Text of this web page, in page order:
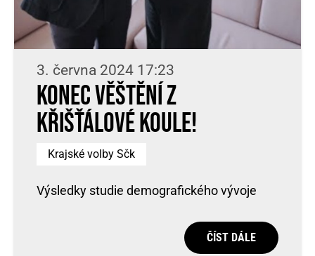
3. června 2024 17:23
Konec věštění z
křišťálové koule!
Krajské volby Sčk
Výsledky studie demografického vývoje
ČÍST DÁLE